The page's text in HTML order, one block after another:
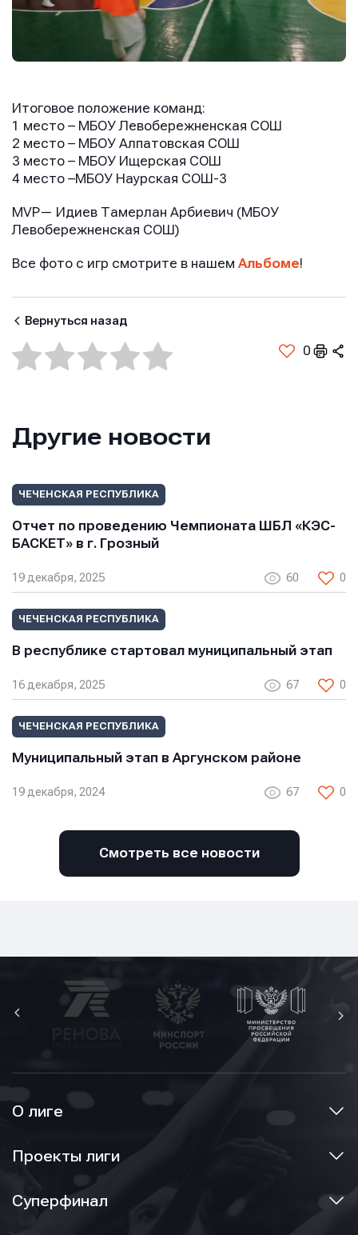
Итоговое положение команд:
1 место – МБОУ Левобережненская СОШ
2 место – МБОУ Алпатовская СОШ
3 место – МБОУ Ищерская СОШ
4 место –МБОУ Наурская СОШ-3
MVP— Идиев Тамерлан Арбиевич (МБОУ
Левобережненская СОШ)
Все фото с игр смотрите в нашем Альбоме!
Вернуться назад
0
Другие новости
ЧЕЧЕНСКАЯ РЕСПУБЛИКА
Отчет по проведению Чемпионата ШБЛ «КЭС-
БАСКЕТ» в г. Грозный
19 декабря, 2025 60 0
ЧЕЧЕНСКАЯ РЕСПУБЛИКА
В республике стартовал муниципальный этап
16 декабря, 2025 67 0
ЧЕЧЕНСКАЯ РЕСПУБЛИКА
Муниципальный этап в Аргунском районе
19 декабря, 2024 67 0
Смотреть все новости
О лиге
Проекты лиги
Суперфинал
Телефон
Сообщение
Телефон
Сообщение
E-mail
Телефон
Сообщение
Отправить
условиями обработки персональных данных